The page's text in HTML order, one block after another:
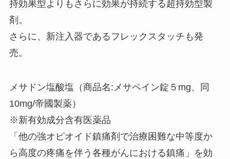
持効果型よりもさらに効果が持続する超持効型製
剤。
さらに、新注入器であるフレックスタッチも発
売。
メサドン塩酸塩（商品名:メサペイン錠５mg、同
10mg/帝國製薬）
※新有効成分含有医薬品
「他の強オピオイド鎮痛剤で治療困難な中等度か
ら高度の疼痛を伴う各種がんにおける鎮痛」を効